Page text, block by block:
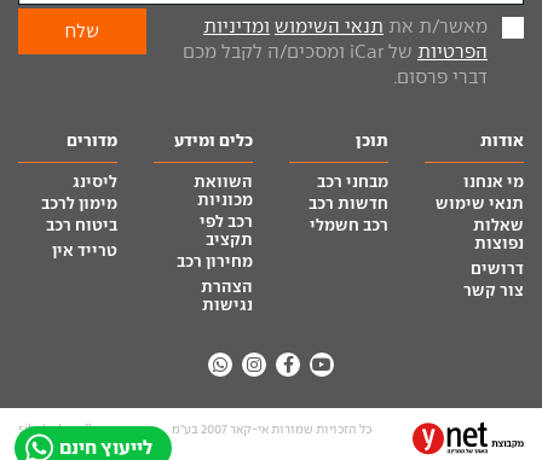
לייעוץ חינם
מאשר/ת את תנאי השימוש ומדיניות
הפרטיות
של iCar ומסכים/ה לקבל מכם
דברי פרסום.
אודות
מי אנחנו
תנאי שימוש
שאלות
נפוצות
דרושים
צור קשר
תוכן
מבחני רכב
חדשות רכב
רכב חשמלי
כלים ומידע
השוואת
מכוניות
רכב לפי
תקציב
מחירון רכב
הצהרת
נגישות
מדורים
ליסינג
מימון לרכב
ביטוח רכב
טרייד אין
כל הזכויות שמורות אי-קאר 2007 בע”מ site by tq.soft